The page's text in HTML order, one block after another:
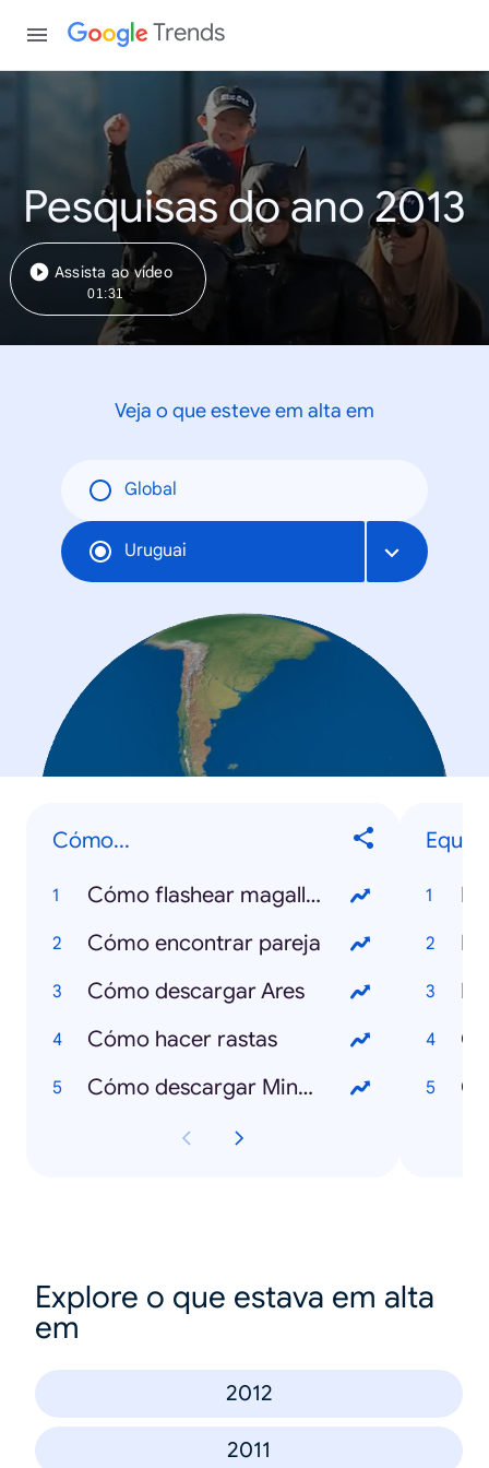
Trends
Pesquisas do ano 2013
Assista ao vídeo
01:31
Veja o que esteve em alta em
Global
Uruguai
Cómo...
Cómo flashear magallanes
Cómo encontrar pareja
Cómo descargar Ares
Cómo hacer rastas
Cómo descargar Minecraft
Explore o que estava em alta
em
2012
2011